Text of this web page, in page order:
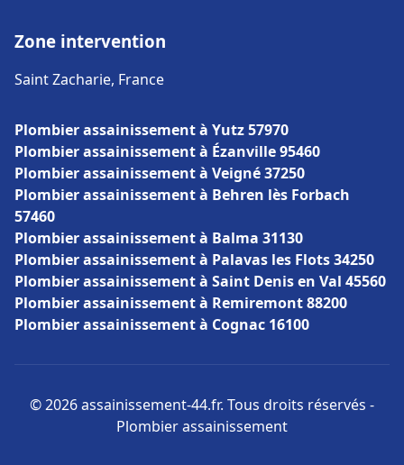
Zone intervention
Saint Zacharie, France
Plombier assainissement à Yutz 57970
Plombier assainissement à Ézanville 95460
Plombier assainissement à Veigné 37250
Plombier assainissement à Behren lès Forbach
57460
Plombier assainissement à Balma 31130
Plombier assainissement à Palavas les Flots 34250
Plombier assainissement à Saint Denis en Val 45560
Plombier assainissement à Remiremont 88200
Plombier assainissement à Cognac 16100
© 2026 assainissement-44.fr. Tous droits réservés -
Plombier assainissement